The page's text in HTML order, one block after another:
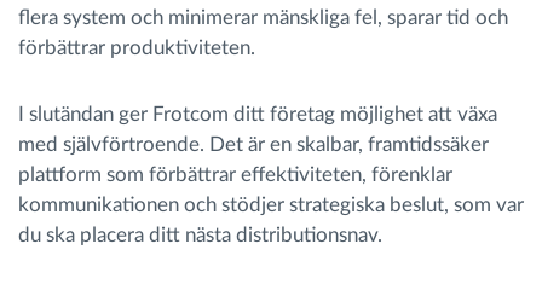
flera system och minimerar mänskliga fel, sparar tid och
förbättrar produktiviteten.
I slutändan ger Frotcom ditt företag möjlighet att växa
med självförtroende. Det är en skalbar, framtidssäker
plattform som förbättrar effektiviteten, förenklar
kommunikationen och stödjer strategiska beslut, som var
du ska placera ditt nästa distributionsnav.